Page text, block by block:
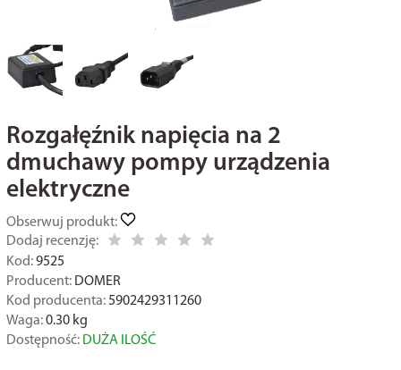
Rozgałęźnik napięcia na 2
dmuchawy pompy urządzenia
elektryczne
Obserwuj produkt:
Dodaj recenzję:
Kod: 9525
Producent: DOMER
Kod producenta: 5902429311260
Waga: 0.30kg
Dostępność: DUŻA ILOŚĆ